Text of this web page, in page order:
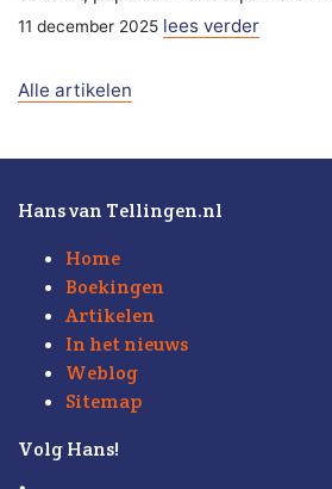
11 december 2025 lees verder
Alle artikelen
Hans van Tellingen.nl
Home
Boekingen
Artikelen
In het nieuws
Weblog
Sitemap
Volg Hans!